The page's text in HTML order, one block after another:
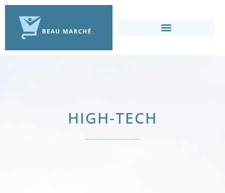
HIGH-TECH